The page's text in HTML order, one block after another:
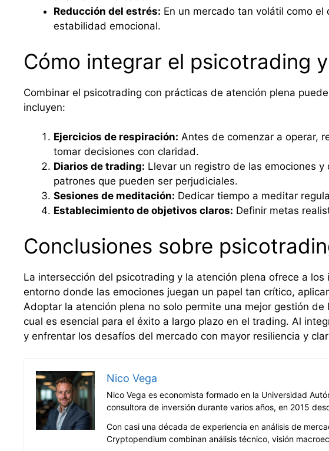
Reducción del estrés: En un mercado tan volátil como
estabilidad emocional.
Cómo integrar el psicotrading
Combinar el psicotrading con prácticas de atención plena
incluyen:
Ejercicios de respiración: Antes de comenzar a operar,
tomar decisiones con claridad.
Diarios de trading: Llevar un registro de las emociones
patrones que pueden ser perjudiciales.
Sesiones de meditación: Dedicar tiempo a meditar
Establecimiento de objetivos claros: Definir metas
Conclusiones sobre
La intersección del psicotrading y la atención plena ofrece a
entorno donde las emociones juegan un papel tan crítico,
Adoptar la atención plena no solo permite una mejor gestión
cual es esencial para el éxito a largo plazo en el trading. Al
y enfrentar los desafíos del mercado con mayor resiliencia y
Nico Vega
Nico Vega es economista formado en la Universidad
consultora de inversión durante varios años, en 2015
Con casi una década de experiencia en análisis de
Cryptopendium combinan análisis técnico, visión